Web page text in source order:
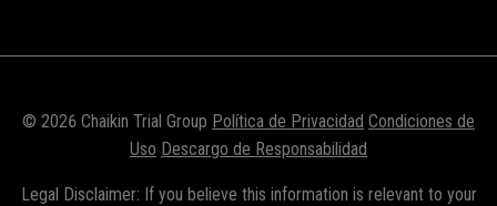
© 2026 Chaikin Trial Group Política de Privacidad Condiciones de
Uso Descargo de Responsabilidad
Legal Disclaimer: If you believe this information is relevant to your